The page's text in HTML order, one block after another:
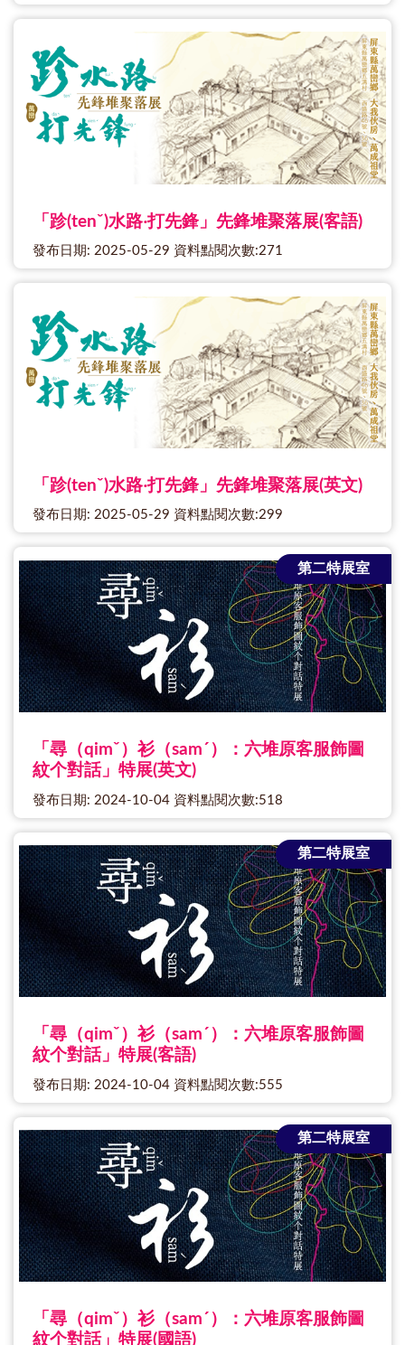
「跈(tenˇ)水路‧打先鋒」先鋒堆聚落展(客語)
發布日期: 2025-05-29 資料點閱次數:271
「跈(tenˇ)水路‧打先鋒」先鋒堆聚落展(英文)
發布日期: 2025-05-29 資料點閱次數:299
第二特展室
「尋（qimˇ）衫（samˊ）：六堆原客服飾圖
紋个對話」特展(英文)
發布日期: 2024-10-04 資料點閱次數:518
第二特展室
「尋（qimˇ）衫（samˊ）：六堆原客服飾圖
紋个對話」特展(客語)
發布日期: 2024-10-04 資料點閱次數:555
第二特展室
「尋（qimˇ）衫（samˊ）：六堆原客服飾圖
紋个對話」特展(國語)